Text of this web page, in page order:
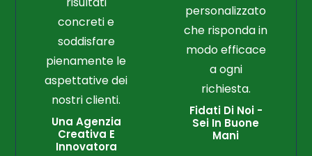
concreti e
soddisfare
pienamente le
aspettative dei
nostri clienti.
Una Agenzia
Creativa E
Innovatora
personalizzato
che risponda in
modo efficace
a ogni
richiesta.
Fidati Di Noi -
Sei In Buone
Mani